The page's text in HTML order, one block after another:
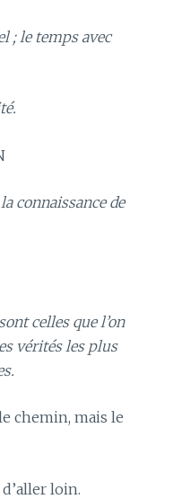
; le temps avec
connaissance de
celles que l’on
vérités les plus
chemin, mais le
loin.